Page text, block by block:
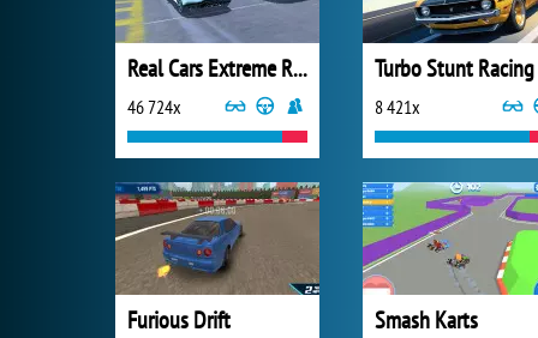
Real Cars Extreme Racing
46 724x
Turbo Stunt Racing
8 421x
Furious Drift Smash Karts